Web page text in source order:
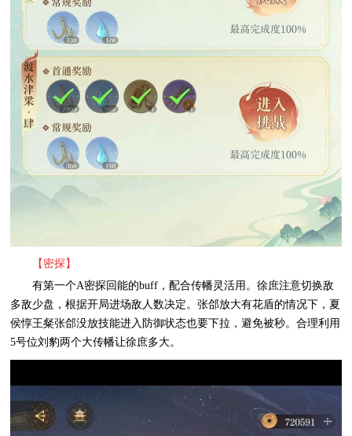
【密探】
有第一个A密探回能的buff，配合传幡灵活用。徐庶注意切换敌
多敌少盘，根据开局进场敌人数决定。张郃放大有花盾的情况下，夏
侯惇王粲张郃没放技能进入防御状态也要下拉，避免被秒。合理利用
5号位刘豹两个大传幡让徐庶多大。